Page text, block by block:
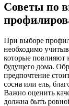
Советы по
При выборе
необходимо
которые повлияют
будущего дома.
предпочтение
сосна или ель,
Важно оценить
должна быть